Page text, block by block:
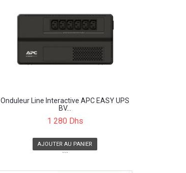
Onduleur Line Interactive APC EASY UPS
BV...
1 280 Dhs
AJOUTER AU PANIER
```